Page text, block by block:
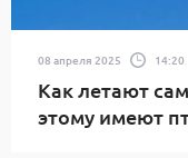
08 апреля 2025 14:20
Как летают
этому имеют